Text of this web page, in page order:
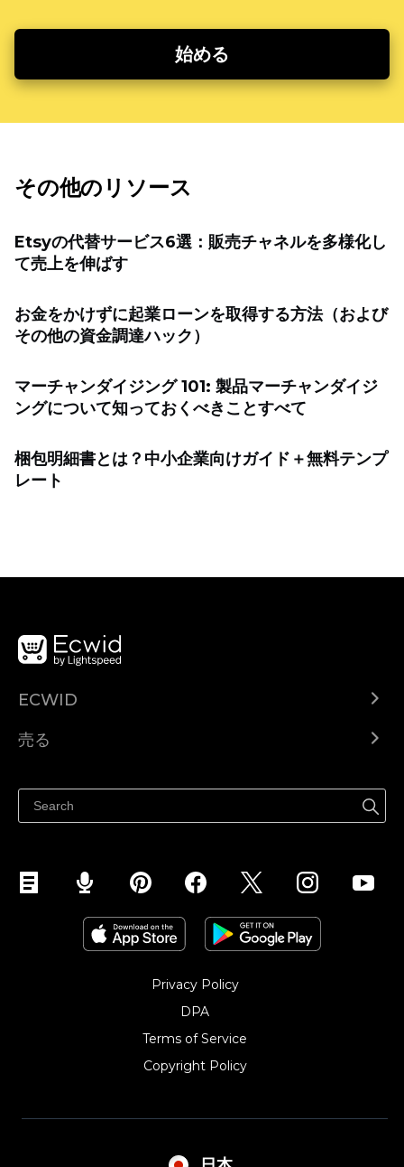
始める
その他のリソース
Etsyの代替サービス6選：販売チャネルを多様化し
て売上を伸ばす
お金をかけずに起業ローンを取得する方法（および
その他の資金調達ハック）
マーチャンダイジング 101: 製品マーチャンダイジ
ングについて知っておくべきことすべて
梱包明細書とは？中小企業向けガイド＋無料テンプ
レート
ECWID
ヘルプセンター
売る
Facebookで販売する
Instagramで販売する
Privacy Policy
DPA
Terms of Service
Copyright Policy‎